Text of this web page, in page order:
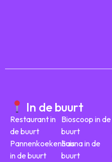
In de buurt
Restaurant in
de buurt
Pannenkoekenhuis
in de buurt
Bioscoop in de
buurt
Sauna in de
buurt